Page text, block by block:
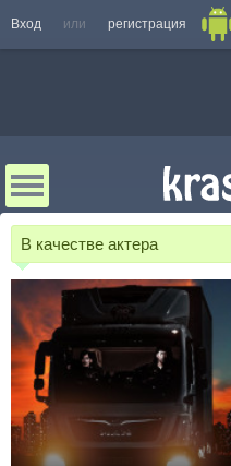
Вход или регистрация
В качестве актера